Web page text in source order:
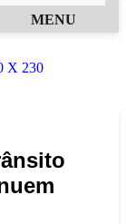
COMO PEDIR
MENU